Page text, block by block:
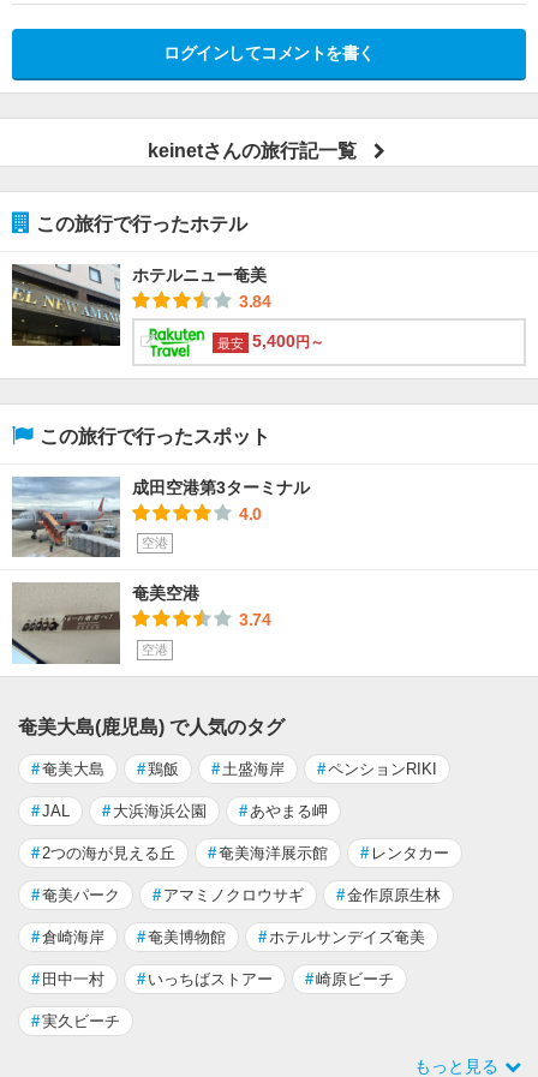
ログインしてコメントを書く
keinetさんの旅行記一覧
この旅行で行ったホテル
ホテルニュー奄美
3.84
最安 5,400円～
この旅行で行ったスポット
成田空港第3ターミナル
4.0
空港
奄美空港
3.74
空港
奄美大島(鹿児島) で人気のタグ
#奄美大島 #鶏飯 # 土盛海岸 #ペンションRIKI
#JAL # 大浜海浜公園 # あやまる岬
# 2つの海が見える丘 #奄美海洋展示館 # レンタカー
#奄美パーク # アマミノクロウサギ #金作原原生林
#倉崎海岸 #奄美博物館 # ホテルサンデイズ奄美
# 田中一村 # いっちばストアー #崎原ビーチ
#実久ビーチ
もっと見る